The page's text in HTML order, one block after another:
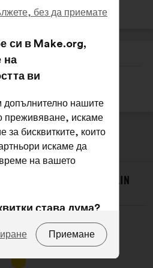
- tout au long de leurs
НА ПОЗИЦИЯ
ОТ TREMPLIN
без да приемате
си в Make.org,
на
ви
допълнително нашите
преживяване, искаме
за бисквитките, които
искаме да
на вашето
става дума?
които са от
значение за
на сайта.
Приемане